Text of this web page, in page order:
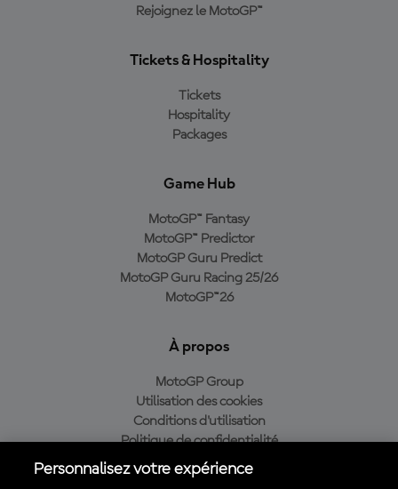
Rejoignez le MotoGP™
Tickets & Hospitality
Tickets
Hospitality
Packages
Game Hub
MotoGP™ Fantasy
MotoGP™ Predictor
MotoGP Guru Predict
MotoGP Guru Racing 25/26
MotoGP™26
À propos
MotoGP Group
Utilisation des cookies
Conditions d'utilisation
Politique de confidentialité
Politique d’achat
Personnalisez votre expérience